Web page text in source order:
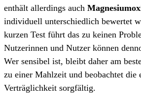
enthält allerdings auch
individuell unterschiedlich bewertet
kurzen Test führt das zu keinen
Nutzerinnen und Nutzer können
Wer sensibel ist, bleibt daher am
zu einer Mahlzeit und beobachtet die
Verträglichkeit sorgfältig.